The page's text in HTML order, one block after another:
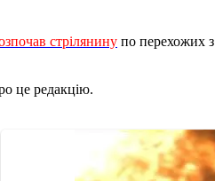
стрілянину по перехожих
це редакцію.